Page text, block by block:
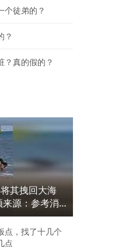
爷子开喝！
个徒弟的？
？
？真的假的？
其拽回大海
源：参考消
点，找了十几个
点